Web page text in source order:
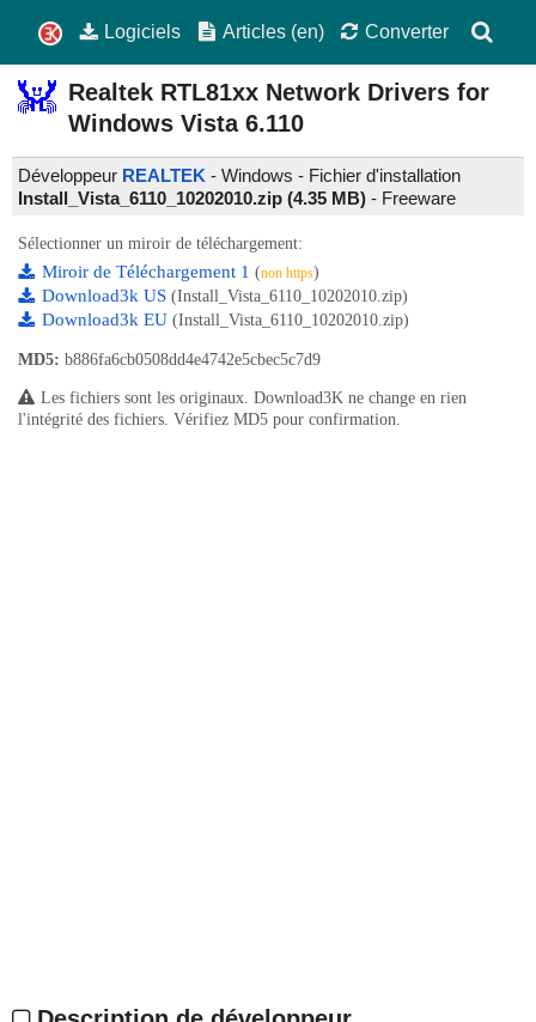
Logiciels Articles (en) Converter
Realtek RTL81xx Network Drivers for
Windows Vista 6.110
Développeur REALTEK - Windows - Fichier d'installation
Install_Vista_6110_10202010.zip (4.35 MB) - Freeware
Sélectionner un miroir de téléchargement:
Miroir de Téléchargement 1 (non https)
Download3k US (Install_Vista_6110_10202010.zip)
Download3k EU (Install_Vista_6110_10202010.zip)
MD5: b886fa6cb0508dd4e4742e5cbec5c7d9
Les fichiers sont les originaux. Download3K ne change en rien
l'intégrité des fichiers. Vérifiez MD5 pour confirmation.